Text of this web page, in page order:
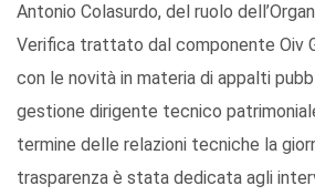
Antonio Colasurdo, del ruolo
Verifica trattato dal componente Oiv
con le novità in materia di appalti
gestione dirigente tecnico
termine delle relazioni tecniche la
trasparenza è stata dedicata agli